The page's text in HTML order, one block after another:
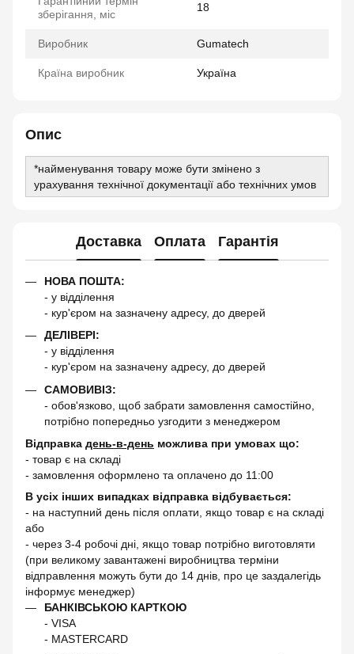
зберігання, міс
18
Виробник Gumatech
Країна виробник Україна
Опис
*найменування товару може бути змінено з
урахування технічної документації або технічних умов
Доставка Оплата Гарантія
НОВА ПОШТА:
- у відділення
- кур'єром на зазначену адресу, до дверей
ДЕЛІВЕРІ:
- у відділення
- кур'єром на зазначену адресу, до дверей
САМОВИВІЗ:
- обов'язково, щоб забрати замовлення самостійно,
потрібно попередньо узгодити з менеджером
Відправка день-в-день можлива при умовах що:
- товар є на складі
- замовлення оформлено та оплачено до 11:00
В усіх інших випадках відправка відбувається:
- на наступний день після оплати, якщо товар є на складі
або
- через 3-4 робочі дні, якщо товар потрібно виготовляти
(при великому завантажені виробництва терміни
відправлення можуть бути до 14 днів, про це заздалегідь
інформує менеджер)
БАНКІВСЬКОЮ КАРТКОЮ
- VISA
- MASTERCARD